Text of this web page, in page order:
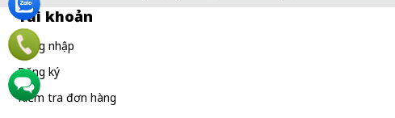
Tài khoản
Đăng nhập
Đăng ký
Kiểm tra đơn hàng